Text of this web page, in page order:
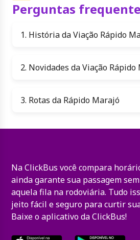
Perguntas
1. História da Viação Rápido
2. Novidades da Viação
3. Rotas da Rápido Marajó
Na ClickBus você compara
ainda garante sua passagem
aquela fila na rodoviária. Tudo
jeito fácil e seguro para curtir
Baixe o aplicativo da ClickBus!